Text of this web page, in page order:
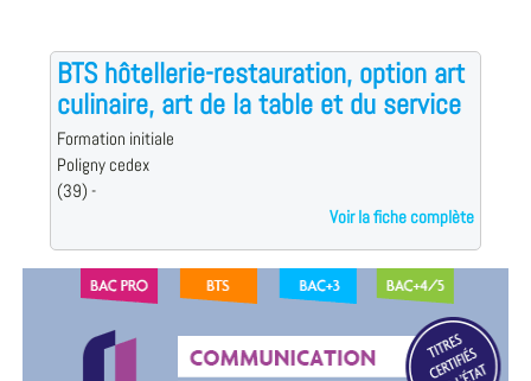
BTS hôtellerie-restauration, option art
culinaire, art de la table et du service
Formation initiale
Poligny cedex
(39) -
Voir la fiche complète